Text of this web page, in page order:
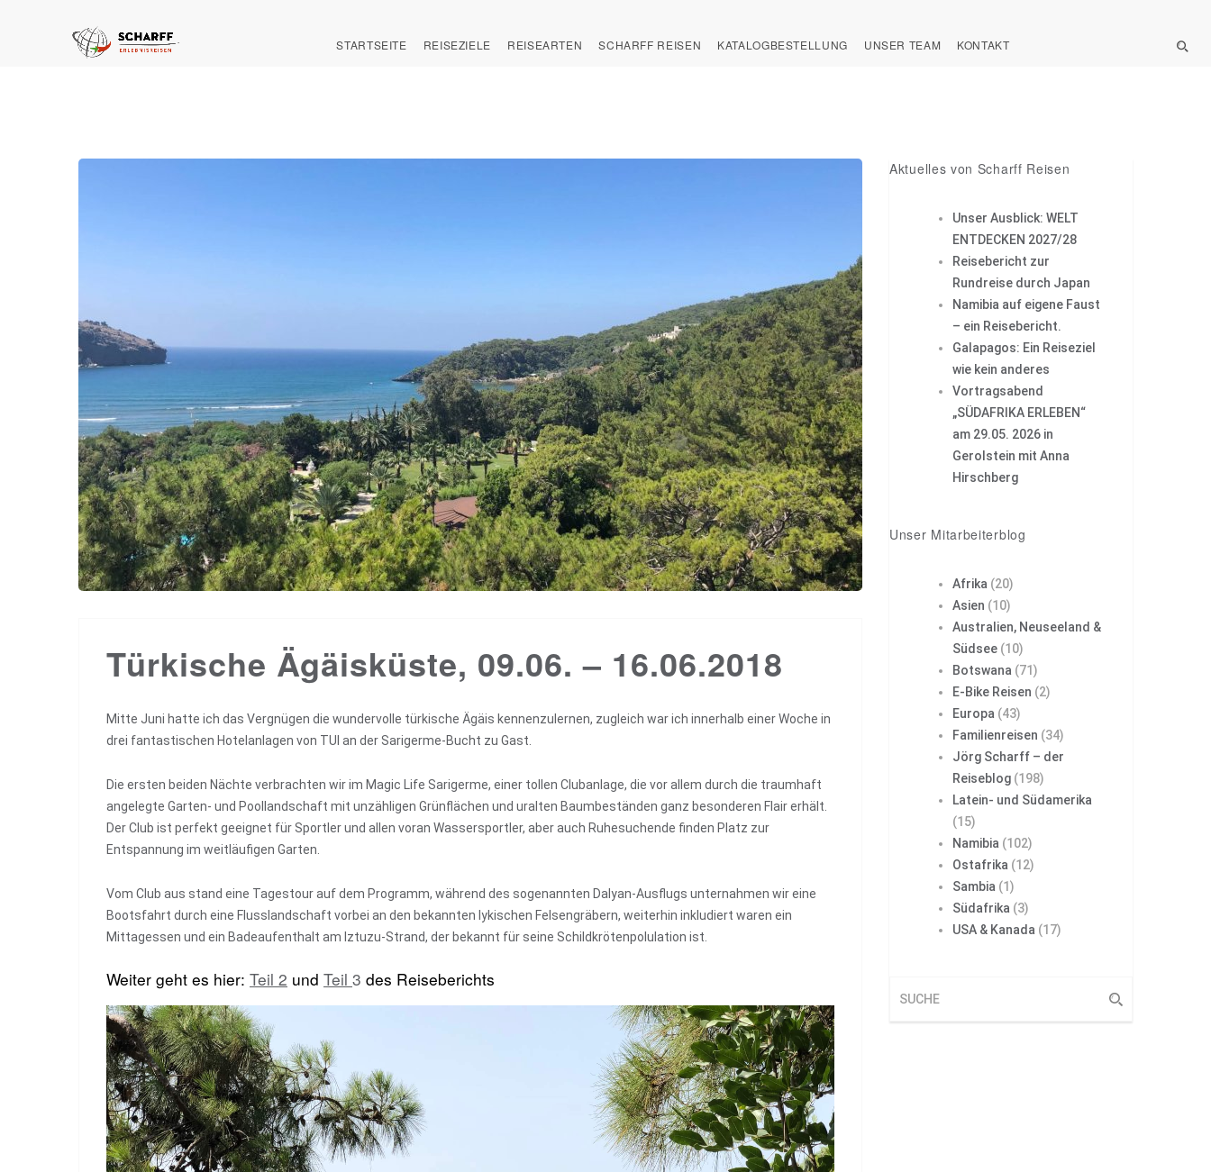
STARTSEITE REISEZIELE REISEARTEN SCHARFF REISEN KATALOGBESTELLUNG UNSER TEAM KONTAKT
Türkische Ägäisküste, 09.06. – 16.06.2018
Mitte Juni hatte ich das Vergnügen die wundervolle türkische Ägäis kennenzulernen, zugleich war ich innerhalb einer Woche in
drei fantastischen Hotelanlagen von TUI an der Sarigerme-Bucht zu Gast.
Die ersten beiden Nächte verbrachten wir im Magic Life Sarigerme, einer tollen Clubanlage, die vor allem durch die traumhaft
angelegte Garten- und Poollandschaft mit unzähligen Grünflächen und uralten Baumbeständen ganz besonderen Flair erhält.
Der Club ist perfekt geeignet für Sportler und allen voran Wassersportler, aber auch Ruhesuchende finden Platz zur
Entspannung im weitläufigen Garten.
Vom Club aus stand eine Tagestour auf dem Programm, während des sogenannten Dalyan-Ausflugs unternahmen wir eine
Bootsfahrt durch eine Flusslandschaft vorbei an den bekannten lykischen Felsengräbern, weiterhin inkludiert waren ein
Mittagessen und ein Badeaufenthalt am Iztuzu-Strand, der bekannt für seine Schildkrötenpolulation ist.
Weiter geht es hier: Teil 2 und Teil 3 des Reiseberichts
Aktuelles von Scharff Reisen
Unser Ausblick: WELT
ENTDECKEN 2027/28
Reisebericht zur
Rundreise durch Japan
Namibia auf eigene Faust
– ein Reisebericht.
Galapagos: Ein Reiseziel
wie kein anderes
Vortragsabend
„SÜDAFRIKA ERLEBEN“
am 29.05. 2026 in
Gerolstein mit Anna
Hirschberg
Unser Mitarbeiterblog
Afrika (20)
Asien (10)
Australien, Neuseeland &
Südsee (10)
Botswana (71)
E-Bike Reisen (2)
Europa (43)
Familienreisen (34)
Jörg Scharff – der
Reiseblog (198)
Latein- und Südamerika
(15)
Namibia (102)
Ostafrika (12)
Sambia (1)
Südafrika (3)
USA & Kanada (17)